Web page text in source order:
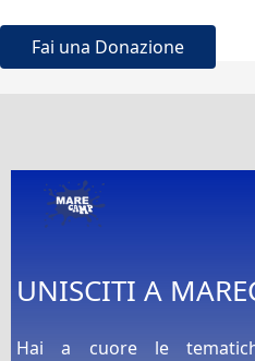
Fai una Donazione
UNISCITI A
Hai a cuore le